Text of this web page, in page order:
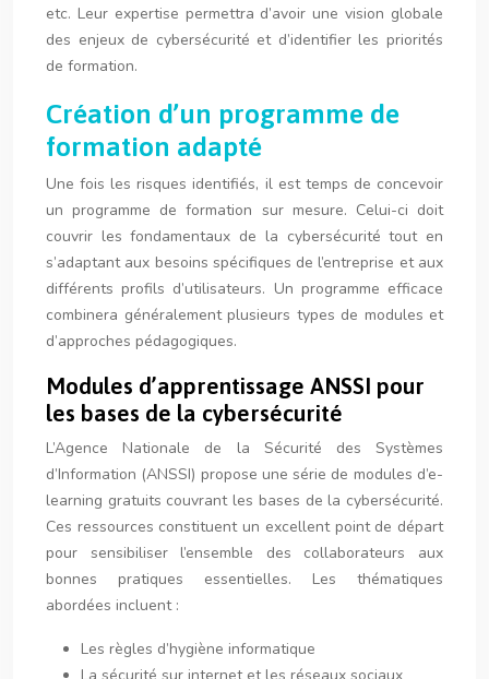
etc. Leur expertise permettra d’avoir une vision globale
des enjeux de cybersécurité et d’identifier les priorités
de formation.
Création d’un programme de
formation adapté
Une fois les risques identifiés, il est temps de concevoir
un programme de formation sur mesure. Celui-ci doit
couvrir les fondamentaux de la cybersécurité tout en
s’adaptant aux besoins spécifiques de l’entreprise et aux
différents profils d’utilisateurs. Un programme efficace
combinera généralement plusieurs types de modules et
d’approches pédagogiques.
Modules d’apprentissage ANSSI pour
les bases de la cybersécurité
L’Agence Nationale de la Sécurité des Systèmes
d’Information (ANSSI) propose une série de modules d’e-
learning gratuits couvrant les bases de la cybersécurité.
Ces ressources constituent un excellent point de départ
pour sensibiliser l’ensemble des collaborateurs aux
bonnes pratiques essentielles. Les thématiques
abordées incluent :
Les règles d’hygiène informatique